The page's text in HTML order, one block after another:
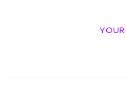
YOUR